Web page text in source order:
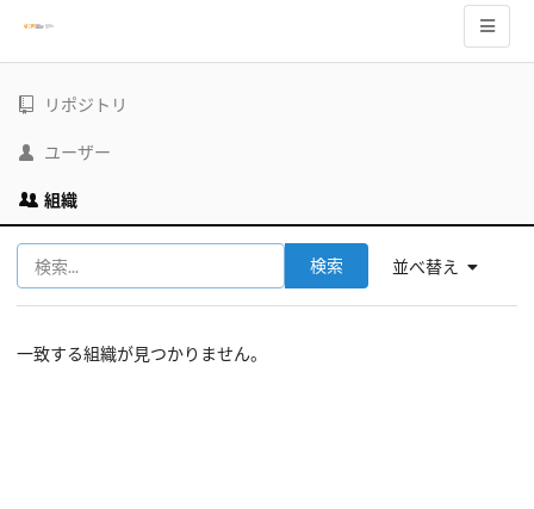
リポジトリ
ユーザー
組織
並べ替え
検索
一致する組織が見つかりません。